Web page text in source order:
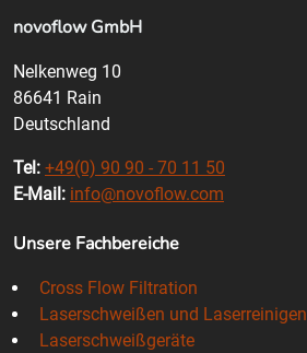
novoflow GmbH
Nelkenweg 10
86641 Rain
Deutschland
Tel: +49(0) 90 90 - 70 11 50
E-Mail: info@novoflow.com
Unsere Fachbereiche
Cross Flow Filtration
Laserschweißen und Laserreinigen
Laserschweißgeräte